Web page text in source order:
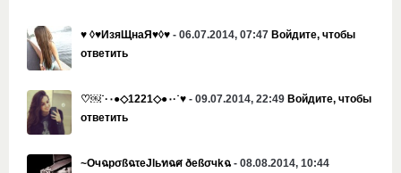
♥ ◊♥ИзяЩнаЯ♥◊♥ - 06.07.2014, 07:47 Войдите, чтобы
ответить
♡￼˙·٠●◇1221◇●٠·˙♥ - 09.07.2014, 22:49 Войдите, чтобы
ответить
~ОчฉpσßฉτеJlьทฉศ ðеßσчkฉ - 08.08.2014, 10:44